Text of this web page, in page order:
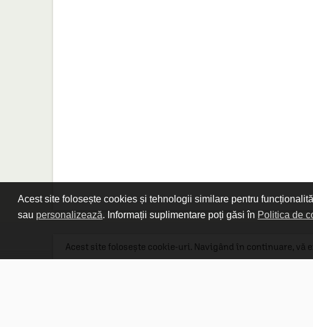
Acest site folosește cookies și tehnologii similare pentru
sau personalizează. Informații suplimentare poți găsi în Politica de
Linkuri utile 
Acest site folosește cookie-uri. Navigând în continuare,